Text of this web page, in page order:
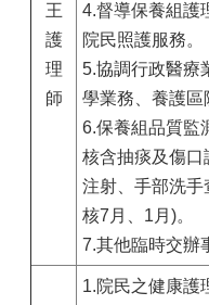
王
護
理
師
4.督導保養組護
院民照護服務。
5.協調行政醫療
學業務、養護區
6.保養組品質監
核含抽痰及傷
注射、手部洗手
核7月、1月)。
7.其他臨時交辦
1.院民之健康護